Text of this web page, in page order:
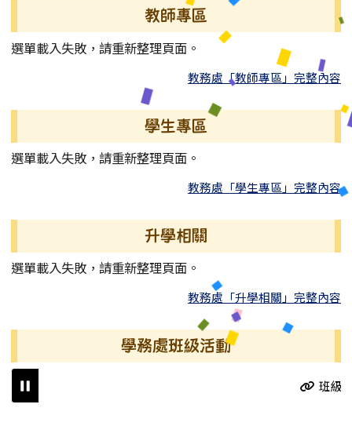
教師專區
選單載入失敗，請重新整理頁面。
教務處「教師專區」完整內容
學生專區
選單載入失敗，請重新整理頁面。
教務處「學生專區」完整內容
升學相關
選單載入失敗，請重新整理頁面。
教務處「升學相關」完整內容
學務處班級活動
班級